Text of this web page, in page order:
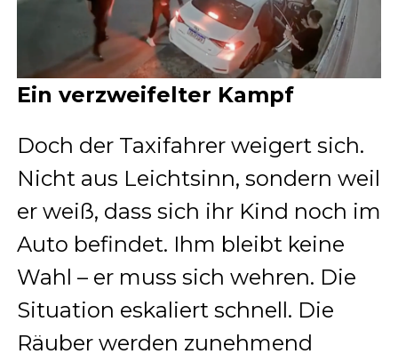
Ein verzweifelter Kampf
Doch der Taxifahrer weigert sich.
Nicht aus Leichtsinn, sondern weil
er weiß, dass sich ihr Kind noch im
Auto befindet. Ihm bleibt keine
Wahl – er muss sich wehren. Die
Situation eskaliert schnell. Die
Räuber werden zunehmend